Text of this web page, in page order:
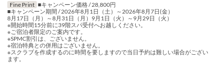
Fine Print ■キャンペーン価格 / 28,800円
■キャンペーン期間 / 2026年8月1日（土）～2026年8月7日(金）
8月17日（月）～8月31日（月）9月1日（火）～9月29日（火）
※開始時間15分前に39階スパ受付へお越しください。
※ご宿泊者限定のご案内です。
※SPMC割引は、ございません。
※宿泊特典との併用はございません。
※スクラブを作成するのに時間を要しますので当日予約は難しい場合がござい
ます。